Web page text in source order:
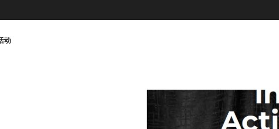
动
微信截图 20250807183946